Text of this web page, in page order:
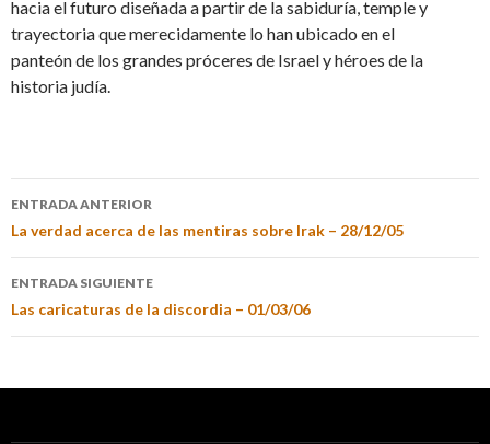
hacia el futuro diseñada a partir de la sabiduría, temple y
trayectoria que merecidamente lo han ubicado en el
panteón de los grandes próceres de Israel y héroes de la
historia judía.
ENTRADA ANTERIOR
La verdad acerca de las mentiras sobre Irak – 28/12/05
ENTRADA SIGUIENTE
Las caricaturas de la discordia – 01/03/06